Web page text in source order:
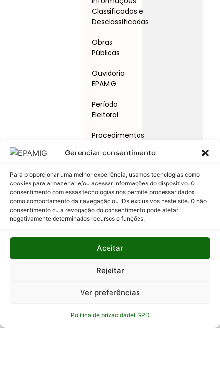
Gerenciar consentimento
Para proporcionar uma melhor experiência, usamos tecnologias como
cookies para armazenar e/ou acessar informações do dispositivo. O
consentimento com essas tecnologias nos permite processar dados
como comportamento da navegação ou IDs exclusivos neste site. O não
consentimento ou a revogação do consentimento pode afetar
negativamente determinados recursos e funções.
Aceitar
Rejeitar
Ver preferências
Política de privacidadeLGPD
Classificadas e
Desclassificadas
Obras
Públicas
Ouvidoria
EPAMIG
Período
Eleitoral
Procedimentos
e Ações
Relatório
Anual de
Atividades
Auditoria
Interna
Relatório
Informação
ao Cidadão